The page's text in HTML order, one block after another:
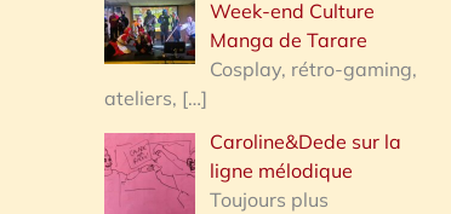
:
Week-end Culture
Manga de Tarare
Cosplay, rétro-gaming,
ateliers, […]
Caroline&Dede sur la
ligne mélodique
Toujours plus